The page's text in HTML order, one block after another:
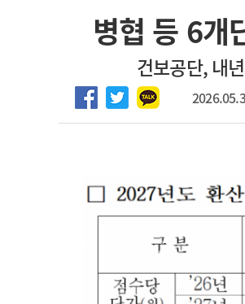
고객센터 회사소개
2026년 하반기 인
마취통증의학과
병협 등 6
건보공단, 내